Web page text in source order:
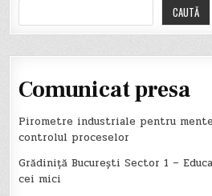
CAUTĂ
Comunicat presa
Pirometre industriale pentru
controlul proceselor
Grădiniță București Sector 1 –
cei mici